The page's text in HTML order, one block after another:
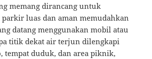
memang dirancang untuk
parkir luas dan aman memudahkan
datang menggunakan mobil atau
titik dekat air terjun dilengkapi
tempat duduk, dan area piknik,